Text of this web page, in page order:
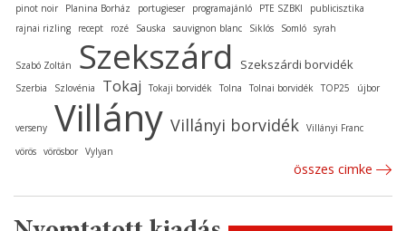
pinot noir Planina Borház portugieser programajánló PTE SZBKI
publicisztika
rajnai rizling
recept rozé Sauska sauvignon blanc Siklós Somló syrah
Szabó Zoltán Szekszárd Szekszárdi borvidék
Szerbia Szlovénia Tokaj Tokaji borvidék Tolna Tolnai borvidék TOP25 újbor
verseny Villány Villányi borvidék Villányi Franc
vörös vörösbor Vylyan
összes cimke